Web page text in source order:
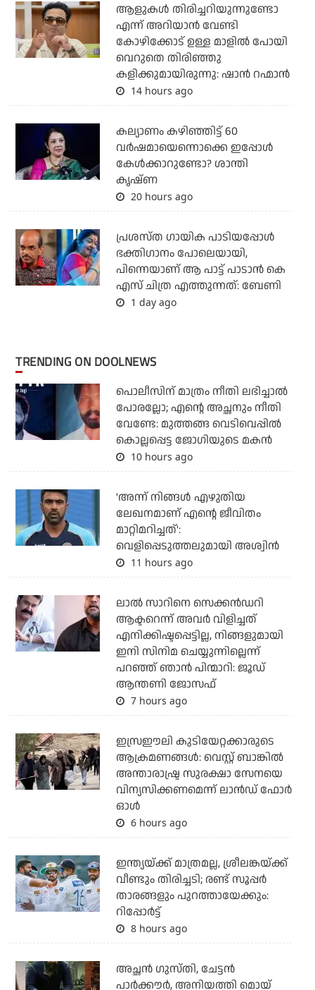
ആളുകൾ തിരിച്ചറിയുന്നുണ്ടോ
എന്ന് അറിയാൻ വേണ്ടി
കോഴിക്കോട് ഉള്ള മാളിൽ പോയി
വെറുതെ തിരിഞ്ഞു
കളിക്കുമായിരുന്നു: ഷാൻ റഹ്മാൻ
14 hours ago
കല്യാണം കഴിഞ്ഞിട്ട് 60
വർഷമായെന്നൊക്കെ ഇപ്പോൾ
കേൾക്കാറുണ്ടോ? ശാന്തി
കൃഷ്ണ
20 hours ago
പ്രശസ്ത ഗായിക പാടിയപ്പോൾ
ഭക്തിഗാനം പോലെയായി,
പിന്നെയാണ് ആ പാട്ട് പാടാൻ കെ
എസ് ചിത്ര എത്തുന്നത്: ബേണി
1 day ago
TRENDING ON DOOLNEWS
പൊലീസിന് മാത്രം നീതി ലഭിച്ചാല്‍
പോരല്ലോ; എന്റെ അച്ഛനും നീതി
വേണ്ടേ: മുത്തങ്ങ വെടിവെപ്പില്‍
കൊല്ലപ്പെട്ട ജോഗിയുടെ മകന്‍
10 hours ago
'അന്ന് നിങ്ങള്‍ എഴുതിയ
ലേഖനമാണ് എന്റെ ജീവിതം
മാറ്റിമറിച്ചത്':
വെളിപ്പെടുത്തലുമായി അശ്വിന്‍
11 hours ago
ലാല്‍ സാറിനെ സെക്കന്‍ഡറി
ആക്ടറെന്ന് അവര്‍ വിളിച്ചത്
എനിക്കിഷ്ടപ്പെട്ടില്ല, നിങ്ങളുമായി
ഇനി സിനിമ ചെയ്യുന്നില്ലെന്ന്
പറഞ്ഞ് ഞാന്‍ പിന്മാറി: ജൂഡ്
ആന്തണി ജോസഫ്
7 hours ago
ഇസ്രഈലി കുടിയേറ്റക്കാരുടെ
ആക്രമണങ്ങള്‍: വെസ്റ്റ് ബാങ്കില്‍
അന്താരാഷ്ട്ര സുരക്ഷാ സേനയെ
വിന്യസിക്കണമെന്ന് ലാന്‍ഡ് ഫോര്‍
ഓള്‍
6 hours ago
ഇന്ത്യയ്ക്ക് മാത്രമല്ല, ശ്രീലങ്കയ്ക്ക്
വീണ്ടും തിരിച്ചടി; രണ്ട് സൂപ്പര്‍
താരങ്ങളും പുറത്തായേക്കും:
റിപ്പോര്‍ട്ട്
8 hours ago
അച്ഛന്‍ ഗുസ്തി, ചേട്ടന്‍
പാര്‍ക്കൗര്‍, അനിയത്തി മൊയ്